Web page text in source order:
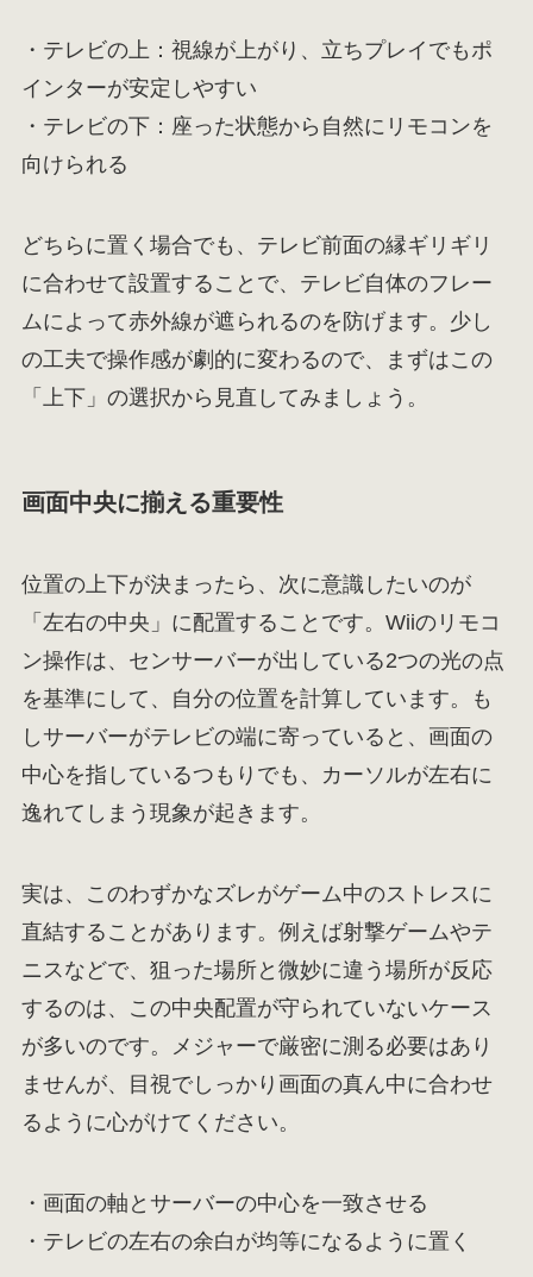
・テレビの上：視線が上がり、立ちプレイでもポ
インターが安定しやすい
・テレビの下：座った状態から自然にリモコンを
向けられる
どちらに置く場合でも、テレビ前面の縁ギリギリ
に合わせて設置することで、テレビ自体のフレー
ムによって赤外線が遮られるのを防げます。少し
の工夫で操作感が劇的に変わるので、まずはこの
「上下」の選択から見直してみましょう。
画面中央に揃える重要性
位置の上下が決まったら、次に意識したいのが
「左右の中央」に配置することです。Wiiのリモコ
ン操作は、センサーバーが出している2つの光の点
を基準にして、自分の位置を計算しています。も
しサーバーがテレビの端に寄っていると、画面の
中心を指しているつもりでも、カーソルが左右に
逸れてしまう現象が起きます。
実は、このわずかなズレがゲーム中のストレスに
直結することがあります。例えば射撃ゲームやテ
ニスなどで、狙った場所と微妙に違う場所が反応
するのは、この中央配置が守られていないケース
が多いのです。メジャーで厳密に測る必要はあり
ませんが、目視でしっかり画面の真ん中に合わせ
るように心がけてください。
・画面の軸とサーバーの中心を一致させる
・テレビの左右の余白が均等になるように置く